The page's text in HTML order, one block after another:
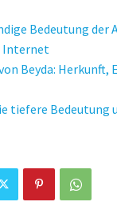
Bedeutung der
Internet
Beyda: Herkunft,
tiefere Bedeutung